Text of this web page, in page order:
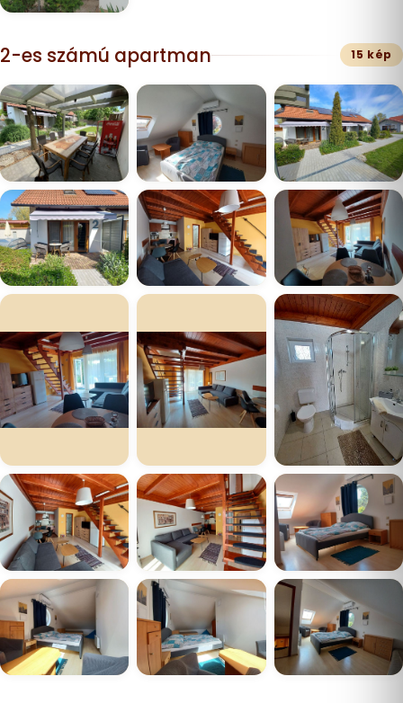
2-es számú apartman 15 kép